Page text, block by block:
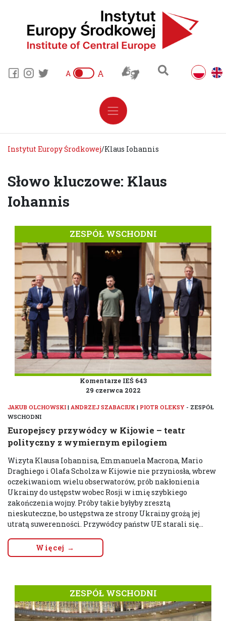
A A
Instytut Europy Środkowej/Klaus Iohannis
Słowo kluczowe: Klaus
Iohannis
ZESPÓŁ WSCHODNI
Komentarze IEŚ 643
29 czerwca 2022
JAKUB OLCHOWSKI | ANDRZEJ SZABACIUK | PIOTR OLEKSY - ZESPÓŁ
WSCHODNI
Europejscy przywódcy w Kijowie – teatr
polityczny z wymiernym epilogiem
Wizyta Klausa Iohannisa, Emmanuela Macrona, Mario
Draghiego i Olafa Scholza w Kijowie nie przyniosła, wbrew
oczekiwaniom wielu obserwatorów, prób nakłonienia
Ukrainy do ustępstw wobec Rosji w imię szybkiego
zakończenia wojny. Próby takie byłyby zresztą
nieskuteczne, bo ustępstwa ze strony Ukrainy grożą jej
utratą suwerenności. Przywódcy państw UE starali się...
Więcej →
ZESPÓŁ WSCHODNI